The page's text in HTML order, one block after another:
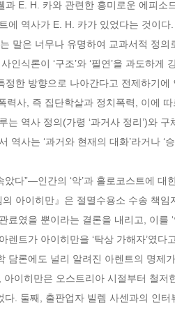
과 E. H. 카와 관련한 흥미로운 에피
에 역사가 E. H. 카가 있었다는 것이
는 말은 너무나 유명하여 교과서적 정
인식론이 ‘구조’와 ‘필연’을 과도하
정한 방향으로 나아간다고 전제하기
력사, 즉 집단학살과 정치폭력, 이에
는 역사 정의(가령 ‘과거사 정리’)와
역사는 ‘과거와 현재의 대화’라거나
았다”―인간의 ‘악’과 홀로코스트에 대
아이히만』은 절멸수용소 수송 책
료였을 뿐이라는 결론을 내리고, 이를
렌트가 아이히만을 ‘탁상 가해자’였
담론에도 널리 알려진 아렌트의 명제
이히만은 오스트리아 시절부터 철
다. 둘째, 출판업자 빌렘 사센과의 인